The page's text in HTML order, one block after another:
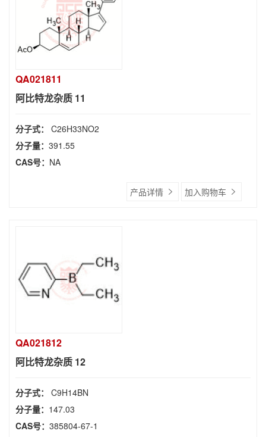
QA021811
阿比特龙杂质 11
分子式： C26H33NO2
分子量： 391.55
CAS号： NA
产品详情 加入购物车
QA021812
阿比特龙杂质 12
分子式： C9H14BN
分子量： 147.03
CAS号： 385804-67-1